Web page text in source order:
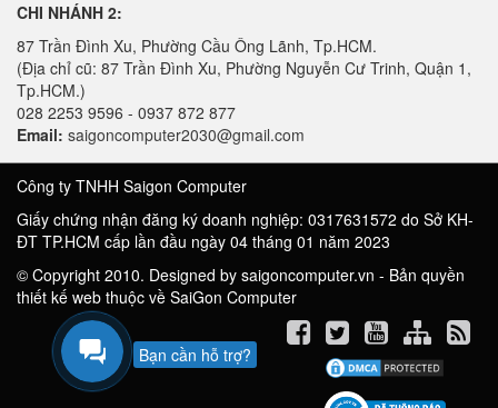
CHI NHÁNH 2:
87 Trần Đình Xu, Phường Cầu Ông Lãnh, Tp.HCM.
(Địa chỉ cũ: 87 Trần Đình Xu, Phường Nguyễn Cư Trinh, Quận 1,
Tp.HCM.)
028 2253 9596 - 0937 872 877
Email: saigoncomputer2030@gmail.com
Công ty TNHH Saigon Computer
Giấy chứng nhận đăng ký doanh nghiệp: 0317631572 do Sở KH-
ĐT TP.HCM cấp lần đầu ngày 04 tháng 01 năm 2023
© Copyright 2010. Designed by saigoncomputer.vn - Bản quyền
thiết kế web thuộc về SaiGon Computer
Bạn cần hỗ trợ?